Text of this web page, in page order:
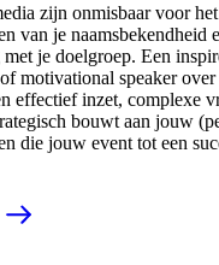
zijn onmisbaar voor
van je naamsbekendheid
je doelgroep. Een
motivational speaker
effectief inzet, complexe
bouwt aan jouw
die jouw event tot een